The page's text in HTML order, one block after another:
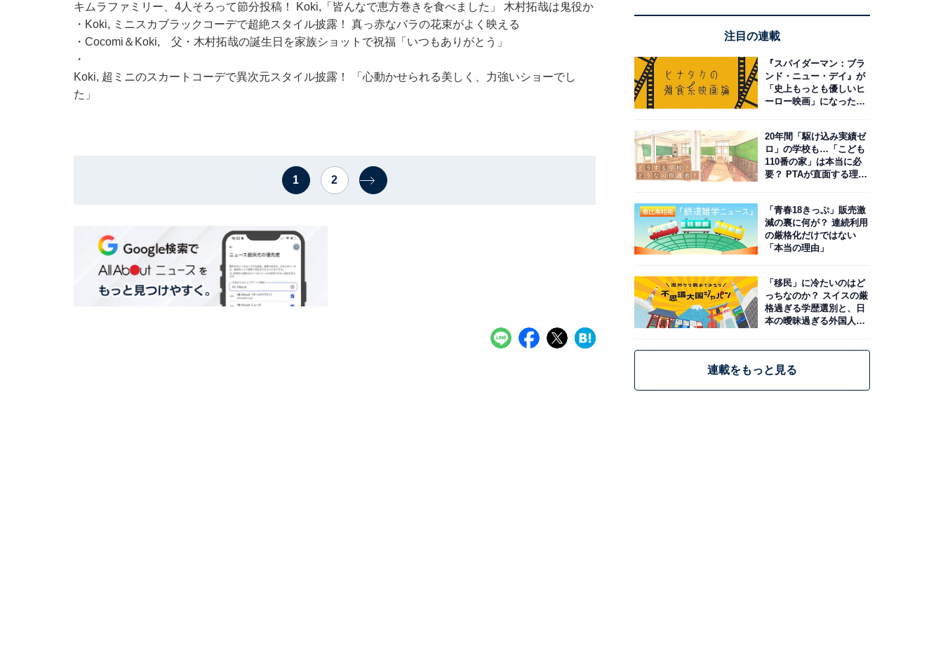
キムラファミリー、4人そろって節分投稿！ Koki,「皆んなで恵方巻きを食べました」 木村拓哉は鬼役か
・ Koki, ミニスカブラックコーデで超絶スタイル披露！ 真っ赤なバラの花束がよく映える
・ Cocomi＆Koki, 父・木村拓哉の誕生日を家族ショットで祝福「いつもありがとう」
・
Koki, 超ミニのスカートコーデで異次元スタイル披露！ 「心動かせられる美しく、力強いショーでし
た」
1 2
注目の連載
『スパイダーマン：ブラ
ンド・ニュー・デイ』が
「史上もっとも優しいヒ
ーロー映画」になった理
20年間「駆け込み実績ゼ
ロ」の学校も…「こども
110番の家」は本当に必
要？ PTAが直面する理想
「青春18きっぷ」販売激
減の裏に何が？ 連続利用
の厳格化だけではない
「本当の理由」
「移民」に冷たいのはど
っちなのか？ スイスの厳
格過ぎる学歴選別と、日
本の曖昧過ぎる外国人政
連載をもっと見る